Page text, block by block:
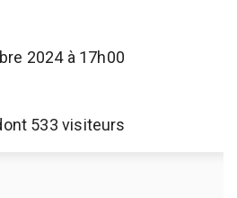
2024 à 17h00
533 visiteurs